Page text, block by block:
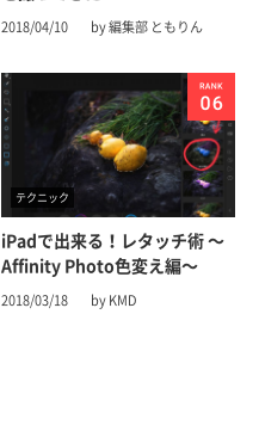
2018/04/10 by 編集部 ともりん
テクニック
iPadで出来る！レタッチ術 〜
Affinity Photo色変え編〜
2018/03/18 by KMD